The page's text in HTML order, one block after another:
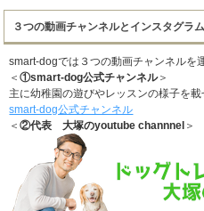
３つの動画チャンネルとインスタグラム
smart-dogでは３つの動画チャンネルを
＜①smart-dog公式チャンネル＞
主に幼稚園の遊びやレッスンの様子を
smart-dog公式チャンネル
＜②代表 大塚のyoutube channnel ＞